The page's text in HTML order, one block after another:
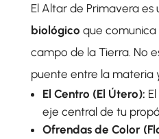
El Altar de Primavera es
biológico que
campo de la Tierra. No
puente entre la materia
El Centro (El Útero):
eje central de tu
Ofrendas de Color